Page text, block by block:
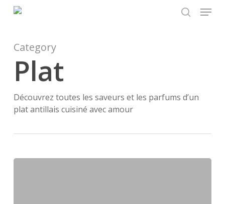
content
Menu
Category
Plat
Découvrez toutes les saveurs et les parfums d’un
plat antillais cuisiné avec amour